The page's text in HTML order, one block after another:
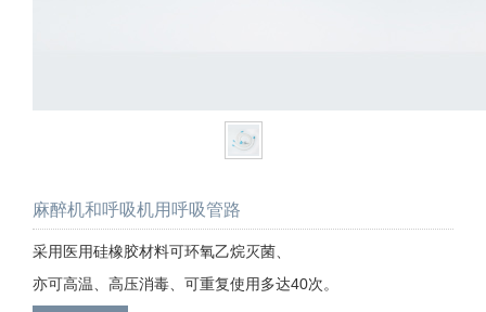
麻醉机和呼吸机用呼吸管路
采用医用硅橡胶材料可环氧乙烷灭菌、
亦可高温、高压消毒、可重复使用多达40次。